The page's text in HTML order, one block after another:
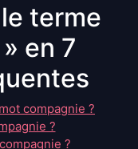
terme
en 7
compagnie ?
?
?